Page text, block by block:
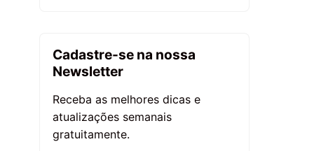
Cadastre-se na nossa
Newsletter
Receba as melhores dicas e
atualizações semanais
gratuitamente.